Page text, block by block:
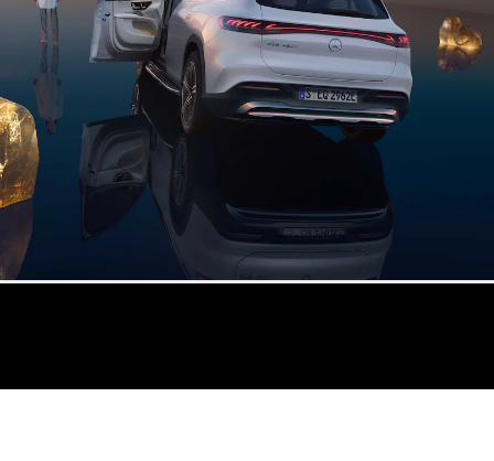
Configurateur
Mercedes-
Benz Store
Coupé
Tous les
CLE Coupé